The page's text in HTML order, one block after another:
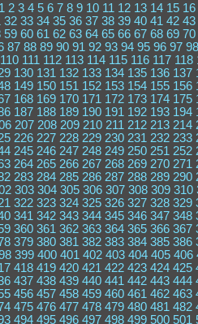
1 2 3 4 5 6 7 8 9 10 11 12 13 14 15 16
32 33 34 35 36 37 38 39 40 41 42 43
59 60 61 62 63 64 65 66 67 68 69 70
87 88 89 90 91 92 93 94 95 96 97 98
110 111 112 113 114 115 116 117 118
130 131 132 133 134 135 136 137
149 150 151 152 153 154 155 156
168 169 170 171 172 173 174 175
187 188 189 190 191 192 193 194
207 208 209 210 211 212 213 214
226 227 228 229 230 231 232 233
245 246 247 248 249 250 251 252
264 265 266 267 268 269 270 271
283 284 285 286 287 288 289 290
303 304 305 306 307 308 309 310
322 323 324 325 326 327 328 329
341 342 343 344 345 346 347 348
360 361 362 363 364 365 366 367
379 380 381 382 383 384 385 386
399 400 401 402 403 404 405 406
418 419 420 421 422 423 424 425
437 438 439 440 441 442 443 444
456 457 458 459 460 461 462 463
475 476 477 478 479 480 481 482
494 495 496 497 498 499 500 501